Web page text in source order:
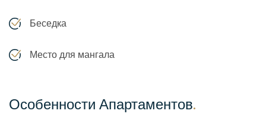
Беседка
Место для мангала
Особенности Апартаментов.